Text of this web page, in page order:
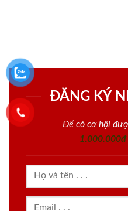
ĐĂNG KÝ
Để có cơ hội
1.000.000đ